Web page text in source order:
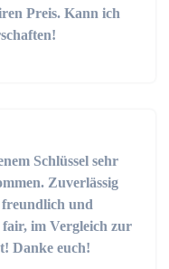
Preis. Kann ich
Schlüssel sehr
Zuverlässig
und
fair, im Vergleich zur
Danke euch!